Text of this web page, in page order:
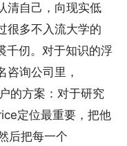
清自己，向现实低
很多不入流大学的
千仞。对于知识的浮
咨询公司里，
的方案：对于研究
定位最重要，把他
后把每一个